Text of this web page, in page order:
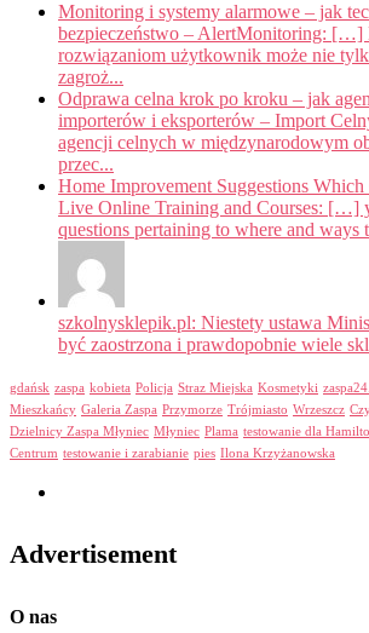
Monitoring i systemy alarmowe – jak
bezpieczeństwo – AlertMonitoring: […]
rozwiązaniom użytkownik może nie
zagroż...
Odprawa celna krok po kroku – jak
importerów i eksporterów – Import
agencji celnych w międzynarodowym
przec...
Home Improvement Suggestions
Live Online Training and Courses: […]
questions pertaining to where and ways
szkolnysklepik.pl: Niestety ustawa
być zaostrzona i prawdopobnie wiele
gdańsk zaspa kobieta Policja Straz Miejska Kosmetyki
Mieszkańcy Galeria Zaspa Przymorze Trójmiasto Wrzeszcz
Dzielnicy Zaspa Młyniec Młyniec Plama testowanie dla
Centrum testowanie i zarabianie pies Ilona Krzyżanowska
Advertisement
O nas